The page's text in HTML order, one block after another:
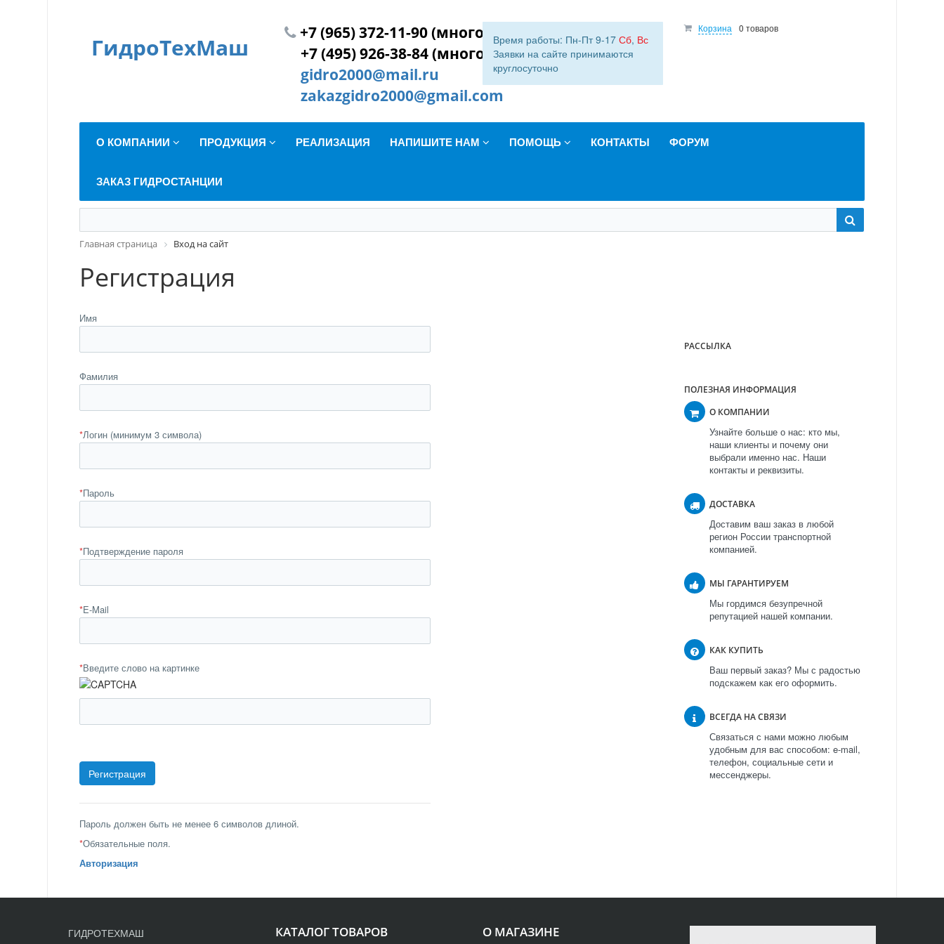
ГидроТехМаш
+7 (965) 372-11-90 (многокан.)
+7 (495) 926-38-84 (многокан.)
gidro2000@mail.ru
zakazgidro2000@gmail.com
Время работы: Пн-Пт 9-17 Сб, Вс
Заявки на сайте принимаются
круглосуточно
Корзина 0 товаров
О КОМПАНИИ ПРОДУКЦИЯ РЕАЛИЗАЦИЯ НАПИШИТЕ НАМ ПОМОЩЬ КОНТАКТЫ ФОРУМ
ЗАКАЗ ГИДРОСТАНЦИИ
Главная страница Вход на сайт
Регистрация
Имя
Фамилия
*Логин (минимум 3 символа)
*Пароль
*Подтверждение пароля
*E-Mail
*Введите слово на картинке
Пароль должен быть не менее 6 символов длиной.
*Обязательные поля.
Авторизация
РАССЫЛКА
ПОЛЕЗНАЯ ИНФОРМАЦИЯ
О КОМПАНИИ
Узнайте больше о нас: кто мы,
наши клиенты и почему они
выбрали именно нас. Наши
контакты и реквизиты.
ДОСТАВКА
Доставим ваш заказ в любой
регион России транспортной
компанией.
МЫ ГАРАНТИРУЕМ
Мы гордимся безупречной
репутацией нашей компании.
КАК КУПИТЬ
Ваш первый заказ? Мы с радостью
подскажем как его оформить.
ВСЕГДА НА СВЯЗИ
Связаться с нами можно любым
удобным для вас способом: e-mail,
телефон, социальные сети и
мессенджеры.
О МАГАЗИНЕ
КАТАЛОГ ТОВАРОВ
ГИДРОТЕХМАШ